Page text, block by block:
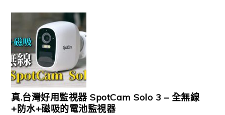
真.台灣好用監視器 SpotCam Solo 3 – 全無線
+防水+磁吸的電池監視器